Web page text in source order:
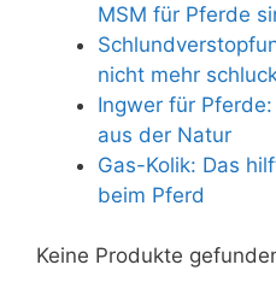
MSM für Pferde
nicht mehr
Ingwer für
aus der Natur
Gas-Kolik: Das
beim Pferd
Keine Produkte